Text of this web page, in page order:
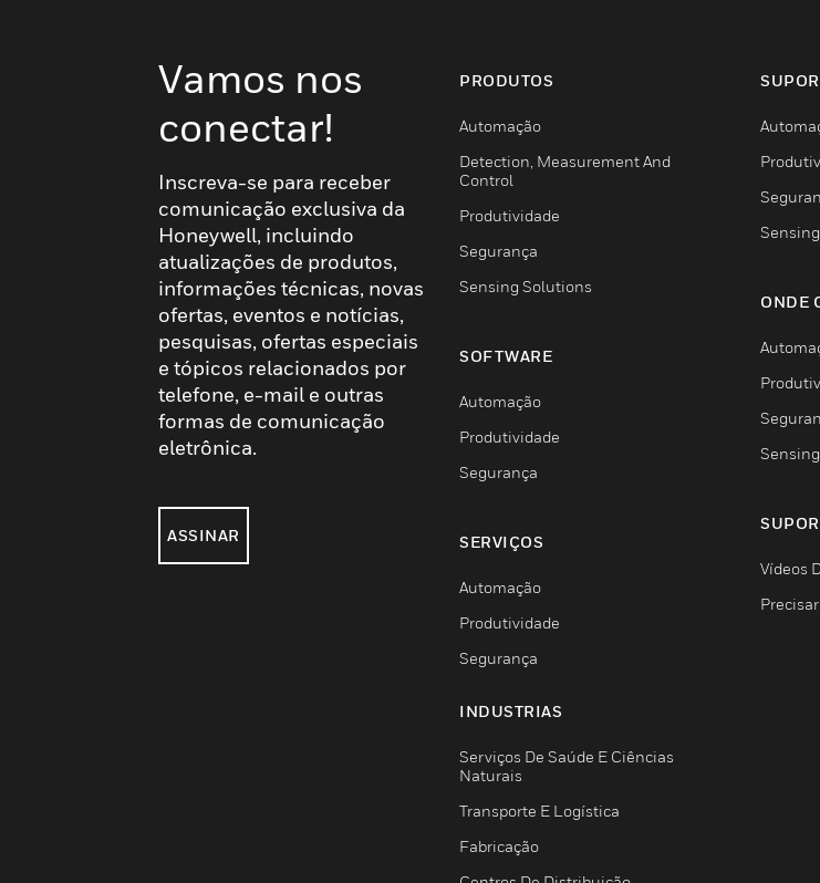
Vamos nos
conectar!
Inscreva-se para receber
comunicação exclusiva da
Honeywell, incluindo
atualizações de produtos,
informações técnicas, novas
ofertas, eventos e notícias,
pesquisas, ofertas especiais
e tópicos relacionados por
telefone, e-mail e outras
formas de comunicação
eletrônica.
ASSINAR
PRODUTOS
Automação
Detection, Measurement And
Control
Produtividade
Segurança
Sensing Solutions
SOFTWARE
Automação
Produtividade
Segurança
SERVIÇOS
Automação
Produtividade
Segurança
INDUSTRIAS
Serviços De Saúde E Ciências
Naturais
Transporte E Logística
Fabricação
ONDE
Vídeos